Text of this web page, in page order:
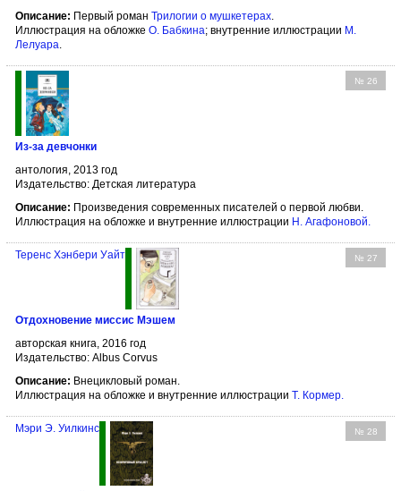
Описание: Первый роман Трилогии о мушкетерах.
Иллюстрация на обложке О. Бабкина; внутренние иллюстрации М.
Лелуара.
№ 26
Из-за девчонки
антология, 2013 год
Издательство: Детская литература
Описание: Произведения современных писателей о первой любви.
Иллюстрация на обложке и внутренние иллюстрации Н. Агафоновой.
№ 27
Теренс Хэнбери Уайт
Отдохновение миссис Мэшем
авторская книга, 2016 год
Издательство: Albus Corvus
Описание: Внецикловый роман.
Иллюстрация на обложке и внутренние иллюстрации Т. Кормер.
№ 28
Мэри Э. Уилкинс